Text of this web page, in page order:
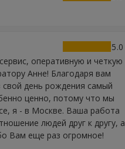
5
оперативную и четкую
Анне! Благодаря вам
день рождения самый
ценно, потому что мы
я - в Москве. Ваша работа
людей друг к другу, а
Вам еще раз огромное!